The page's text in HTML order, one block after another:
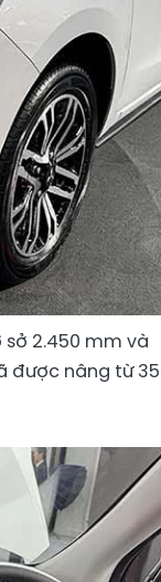
sở 2.450 mm và
được nâng từ 35